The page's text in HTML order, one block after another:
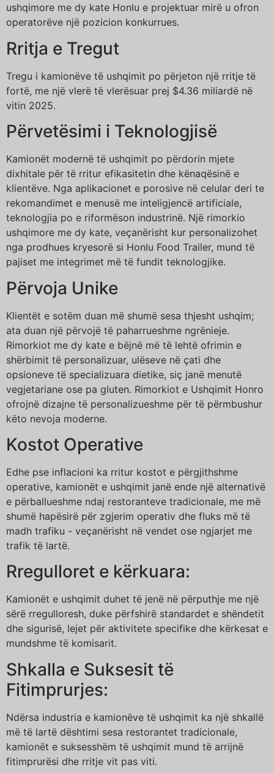
ushqimore me dy kate Honlu e projektuar mirë u ofron
operatorëve një pozicion konkurrues.
Rritja e Tregut
Tregu i kamionëve të ushqimit po përjeton një rritje të
fortë, me një vlerë të vlerësuar prej $4.36 miliardë në
vitin 2025.
Përvetësimi i Teknologjisë
Kamionët modernë të ushqimit po përdorin mjete
dixhitale për të rritur efikasitetin dhe kënaqësinë e
klientëve. Nga aplikacionet e porosive në celular deri te
rekomandimet e menusë me inteligjencë artificiale,
teknologjia po e riformëson industrinë. Një rimorkio
ushqimore me dy kate, veçanërisht kur personalizohet
nga prodhues kryesorë si Honlu Food Trailer, mund të
pajiset me integrimet më të fundit teknologjike.
Përvoja Unike
Klientët e sotëm duan më shumë sesa thjesht ushqim;
ata duan një përvojë të paharrueshme ngrënieje.
Rimorkiot me dy kate e bëjnë më të lehtë ofrimin e
shërbimit të personalizuar, ulëseve në çati dhe
opsioneve të specializuara dietike, siç janë menutë
vegjetariane ose pa gluten. Rimorkiot e Ushqimit Honro
ofrojnë dizajne të personalizueshme për të përmbushur
këto nevoja moderne.
Kostot Operative
Edhe pse inflacioni ka rritur kostot e përgjithshme
operative, kamionët e ushqimit janë ende një alternativë
e përballueshme ndaj restoranteve tradicionale, me më
shumë hapësirë për zgjerim operativ dhe fluks më të
madh trafiku - veçanërisht në vendet ose ngjarjet me
trafik të lartë.
Rregulloret e kërkuara:
Kamionët e ushqimit duhet të jenë në përputhje me një
sërë rregulloresh, duke përfshirë standardet e shëndetit
dhe sigurisë, lejet për aktivitete specifike dhe kërkesat e
mundshme të komisarit.
Shkalla e Suksesit të
Fitimprurjes:
Ndërsa industria e kamionëve të ushqimit ka një shkallë
më të lartë dështimi sesa restorantet tradicionale,
kamionët e suksesshëm të ushqimit mund të arrijnë
fitimprurësi dhe rritje vit pas viti.